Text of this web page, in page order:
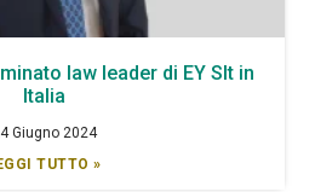
law leader di EY Slt in
Italia
Giugno 2024
TUTTO »